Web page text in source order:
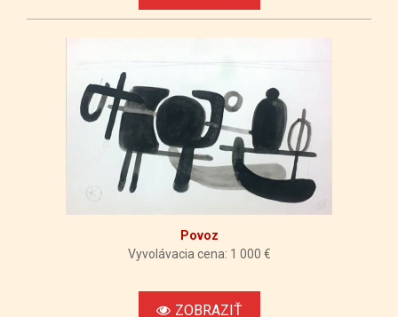
Povoz
Vyvolávacia cena: 1 000 €
ZOBRAZIŤ